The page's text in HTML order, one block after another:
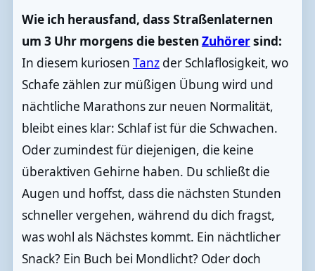
Wie ich herausfand, dass Straßenlaternen
um 3 Uhr morgens die besten Zuhörersind:
In diesem kuriosen Tanzder Schlaflosigkeit, wo
Schafe zählen zur müßigen Übung wird und
nächtliche Marathons zur neuen Normalität,
bleibt eines klar: Schlaf ist für die Schwachen.
Oder zumindest für diejenigen, die keine
überaktiven Gehirne haben. Du schließt die
Augen und hoffst, dass die nächsten Stunden
schneller vergehen, während du dich fragst,
was wohl als Nächstes kommt. Ein nächtlicher
Snack? Ein Buch bei Mondlicht? Oder doch